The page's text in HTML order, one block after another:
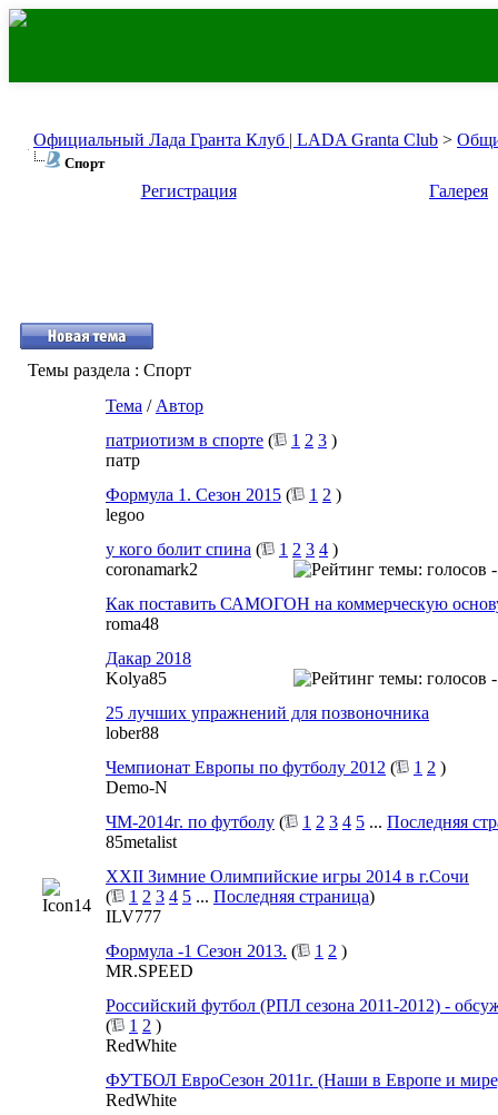
Официальный Лада Гранта Клуб | LADA Granta Club >
Спорт
Регистрация Галерея
Темы раздела : Спорт
Тема / Автор
патриотизм в спорте ( 1 2 3 )
патр
Формула 1. Сезон 2015 ( 1 2 )
legoo
у кого болит спина ( 1 2 3 4 )
coronamark2
Как поставить САМОГОН на коммерческую
roma48
Дакар 2018
Kolya85
25 лучших упражнений для позвоночника
lober88
Чемпионат Европы по футболу 2012 ( 1 2 )
Demo-N
ЧМ-2014г. по футболу ( 1 2 3 4 5 ... Последняя
85metalist
XXII Зимние Олимпийские игры 2014 в г.Сочи
(
1 2 3 4 5 ... Последняя страница)
ILV777
Формула -1 Сезон 2013. ( 1 2 )
MR.SPEED
Российский футбол (РПЛ сезона 2011-2012) -
(
1 2 )
RedWhite
ФУТБОЛ ЕвроСезон 2011г. (Наши в Европе и
RedWhite